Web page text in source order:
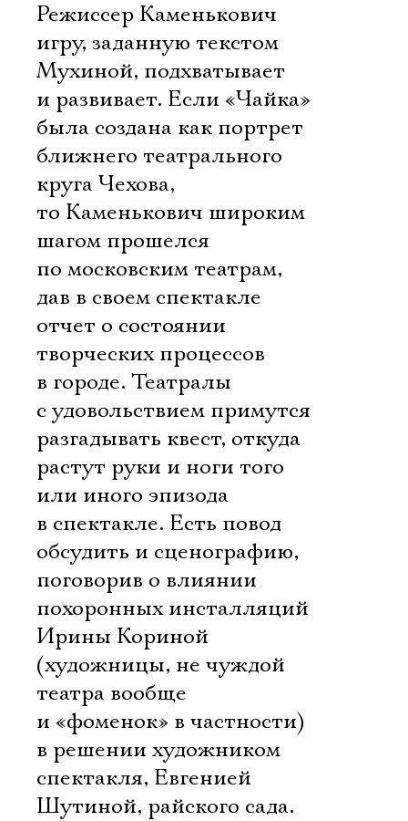
Режиссер Каменькович
игру, заданную текстом
Мухиной, подхватывает
и развивает. Если «Чайка»
была создана как портрет
ближнего театрального
круга Чехова,
то Каменькович широким
шагом прошелся
по московским театрам,
дав в своем спектакле
отчет о состоянии
творческих процессов
в городе. Театралы
с удовольствием примутся
разгадывать квест, откуда
растут руки и ноги того
или иного эпизода
в спектакле. Есть повод
обсудить и сценографию,
поговорив о влиянии
похоронных инсталляций
Ирины Кориной
(художницы, не чуждой
театра вообще
и «фоменок» в частности)
в решении художником
спектакля, Евгенией
Шутиной, райского сада.